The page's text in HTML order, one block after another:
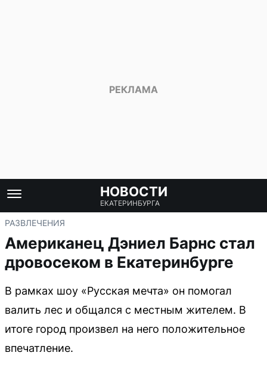
НОВОСТИ
ЕКАТЕРИНБУРГА
РАЗВЛЕЧЕНИЯ
Американец Дэниел Барнс стал
дровосеком в Екатеринбурге
В рамках шоу «Русская мечта» он помогал
валить лес и общался с местным жителем. В
итоге город произвел на него положительное
впечатление.